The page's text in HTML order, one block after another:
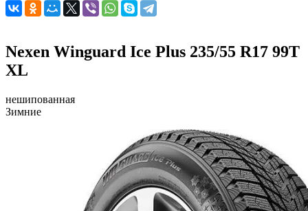
Nexen Winguard Ice Plus 235/55 R17 99T
XL
нешипованная
Зимние